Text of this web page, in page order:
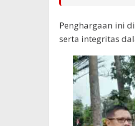
Penghargaan ini
serta integritas